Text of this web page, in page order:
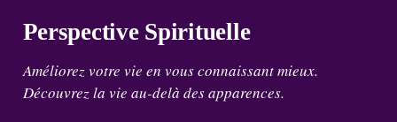
Perspective Spirituelle
Améliorez votre vie en vous connaissant mieux.
Découvrez la vie au-delà des apparences.